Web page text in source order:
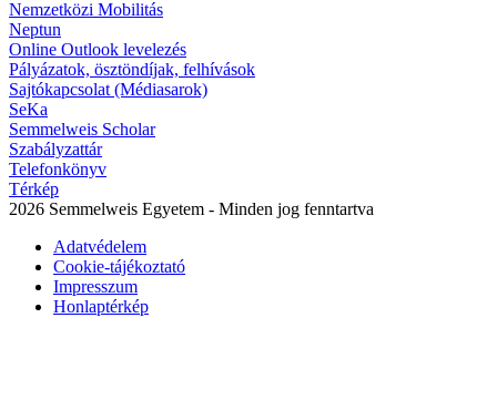
Nemzetközi Mobilitás
Neptun
Online Outlook levelezés
Pályázatok, ösztöndíjak, felhívások
Sajtókapcsolat (Médiasarok)
SeKa
Semmelweis Scholar
Szabályzattár
Telefonkönyv
Térkép
2026 Semmelweis Egyetem - Minden jog fenntartva
Adatvédelem
Cookie-tájékoztató
Impresszum
Honlaptérkép